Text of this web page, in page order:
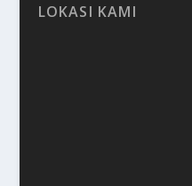
LOKASI KAMI